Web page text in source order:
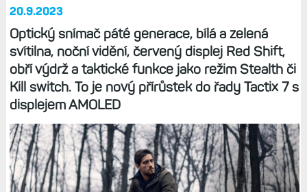
20.9.2023
Optický snímač páté generace, bílá a zelená
svítilna, noční vidění, červený displej Red Shift,
obří výdrž a taktické funkce jako režim Stealth či
Kill switch. To je nový přírůstek do řady Tactix 7 s
displejem AMOLED